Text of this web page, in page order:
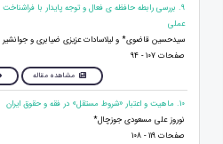
9. بررسی رابطه حافظه ی فعال و توجه پایدار با
عملی
سیدحسین قاضوی* و لیلاسادات عزیزی ضیابری و
صفحات 107 - 94
مشاهده مقاله
10. ماهيت و اعتبار «شروط مستقل» در فقه و حقوق ايران
نوروز علی مسعودی جوزچال*
صفحات 119 - 108